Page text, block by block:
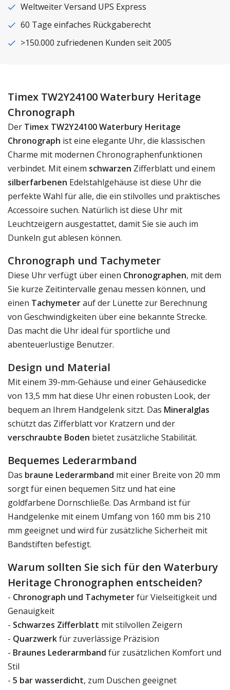
Weltweiter Versand UPS Express
60 Tage einfaches Rückgaberecht
>150.000 zufriedenen Kunden seit 2005
Timex TW2Y24100 Waterbury Heritage
Chronograph
Der Timex TW2Y24100 Waterbury Heritage
Chronograph ist eine elegante Uhr, die klassischen
Charme mit modernen Chronographenfunktionen
verbindet. Mit einem schwarzen Zifferblatt und einem
silberfarbenen Edelstahlgehäuse ist diese Uhr die
perfekte Wahl für alle, die ein stilvolles und praktisches
Accessoire suchen. Natürlich ist diese Uhr mit
Leuchtzeigern ausgestattet, damit Sie sie auch im
Dunkeln gut ablesen können.
Chronograph und Tachymeter
Diese Uhr verfügt über einen Chronographen, mit dem
Sie kurze Zeitintervalle genau messen können, und
einen Tachymeterauf der Lünette zur Berechnung
von Geschwindigkeiten über eine bekannte Strecke.
Das macht die Uhr ideal für sportliche und
abenteuerlustige Benutzer.
Design und Material
Mit einem 39-mm-Gehäuse und einer Gehäusedicke
von 13,5 mm hat diese Uhr einen robusten Look, der
bequem an Ihrem Handgelenk sitzt. Das Mineralglas
schützt das Zifferblatt vor Kratzern und der
verschraubte Boden bietet zusätzliche Stabilität.
Bequemes Lederarmband
Das braune Lederarmband mit einer Breite von 20 mm
sorgt für einen bequemen Sitz und hat eine
goldfarbene Dornschließe. Das Armband ist für
Handgelenke mit einem Umfang von 160 mm bis 210
mm geeignet und wird für zusätzliche Sicherheit mit
Bandstiften befestigt.
Warum sollten Sie sich für den Waterbury
Heritage Chronographen entscheiden?
- Chronograph und Tachymeterfür Vielseitigkeit und
Genauigkeit
- Schwarzes Zifferblatt mit stilvollen Zeigern
- Quarzwerkfür zuverlässige Präzision
- Braunes Lederarmband für zusätzlichen Komfort und
Stil
- 5 bar wasserdicht, zum Duschen geeignet